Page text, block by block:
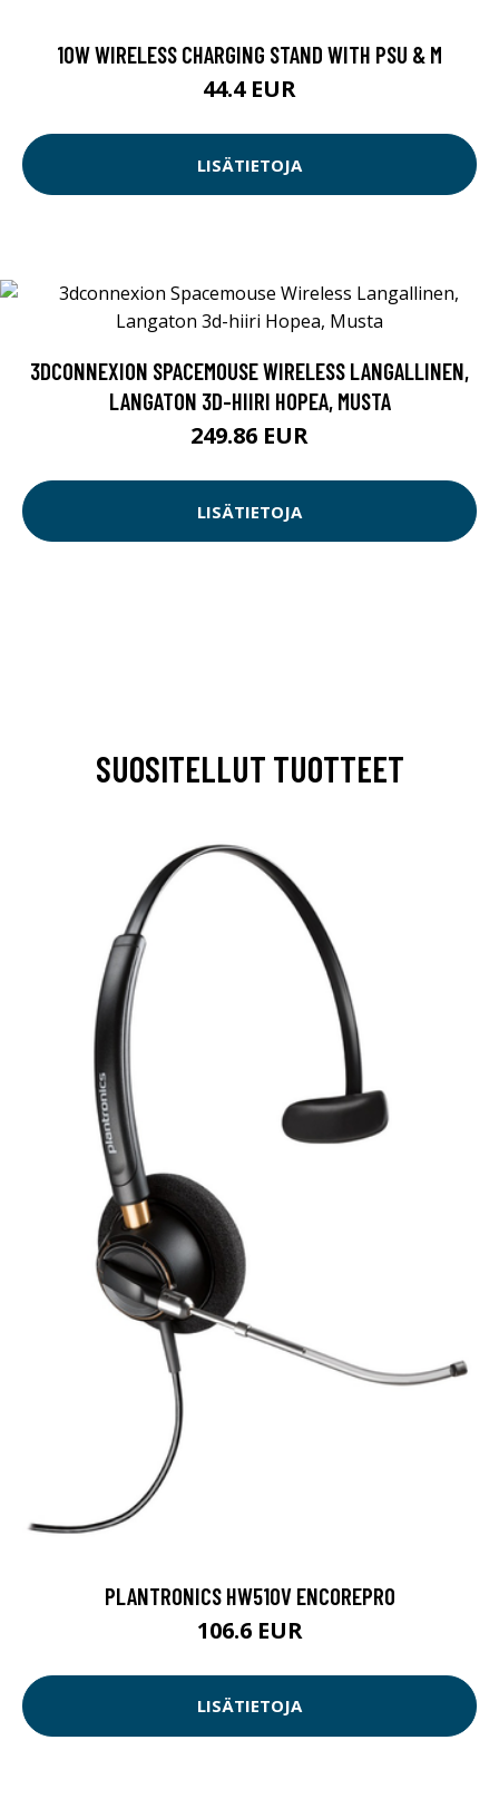
10W WIRELESS CHARGING STAND WITH PSU & M
44.4 EUR
LISÄTIETOJA
3DCONNEXION SPACEMOUSE WIRELESS LANGALLINEN,
LANGATON 3D-HIIRI HOPEA, MUSTA
249.86 EUR
LISÄTIETOJA
SUOSITELLUT TUOTTEET
PLANTRONICS HW510V ENCOREPRO
106.6 EUR
LISÄTIETOJA